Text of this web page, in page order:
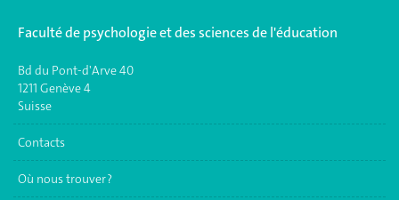
Faculté de psychologie et des sciences de l'éducation
Bd du Pont-d'Arve 40
1211 Genève 4
Suisse
Contacts
Où nous trouver ?